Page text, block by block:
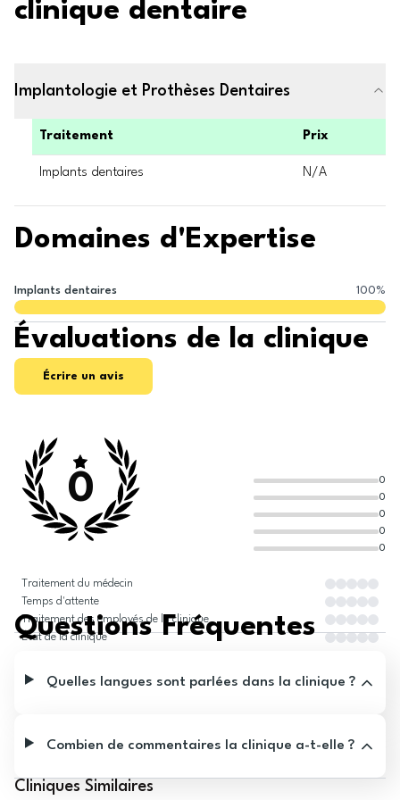
clinique dentaire
Implantologie et Prothèses Dentaires
Traitement Prix
Implants dentaires N/A
Domaines d'Expertise
Implants dentaires 100%
Évaluations de la clinique
Écrire un avis
0
0
0
0
0
0
Traitement du médecin
Temps d'attente
Traitement des employés de la clinique
État de la clinique
Questions Fréquentes
Quelles langues sont parlées dans la clinique ?
Combien de commentaires la clinique a-t-elle ?
Cliniques Similaires